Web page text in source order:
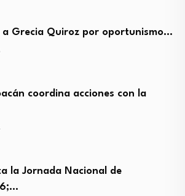
a Grecia Quiroz por oportunismo…
coordina acciones con la
la Jornada Nacional de